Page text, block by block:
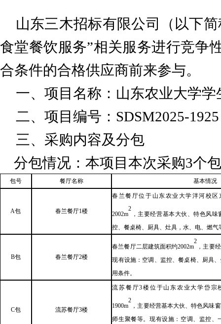
山东三木招标有限公司（以下
食堂餐饮服务”相关服务进行竞争
合条件的合格供应商前来参与。
一、项目名称：山东农业大学
二、项目编号： SDSM2025-1925
三、采购内容及分包
分包情况：本项目本次采购3个
包号 餐厅名称 基本情况
A包 春兰餐厅1楼
春兰餐厅位于山东农业大学泮河校
2002m
2
，主要经营基本大伙、特色风
控、餐桌椅、厨具、灶具，水、电、燃气
B包 春兰餐厅2楼
春兰餐厅二层建筑面积约2002m
2
，主要
现有设施：空调、监控、餐桌椅、厨具
用条件。
C包 流苏餐厅3楼
流苏餐厅3楼位于山东农业大学岱宗
1900m
2
，主要经营基本大伙、特色风味
师生聚餐等。现有设施：空调、监控、